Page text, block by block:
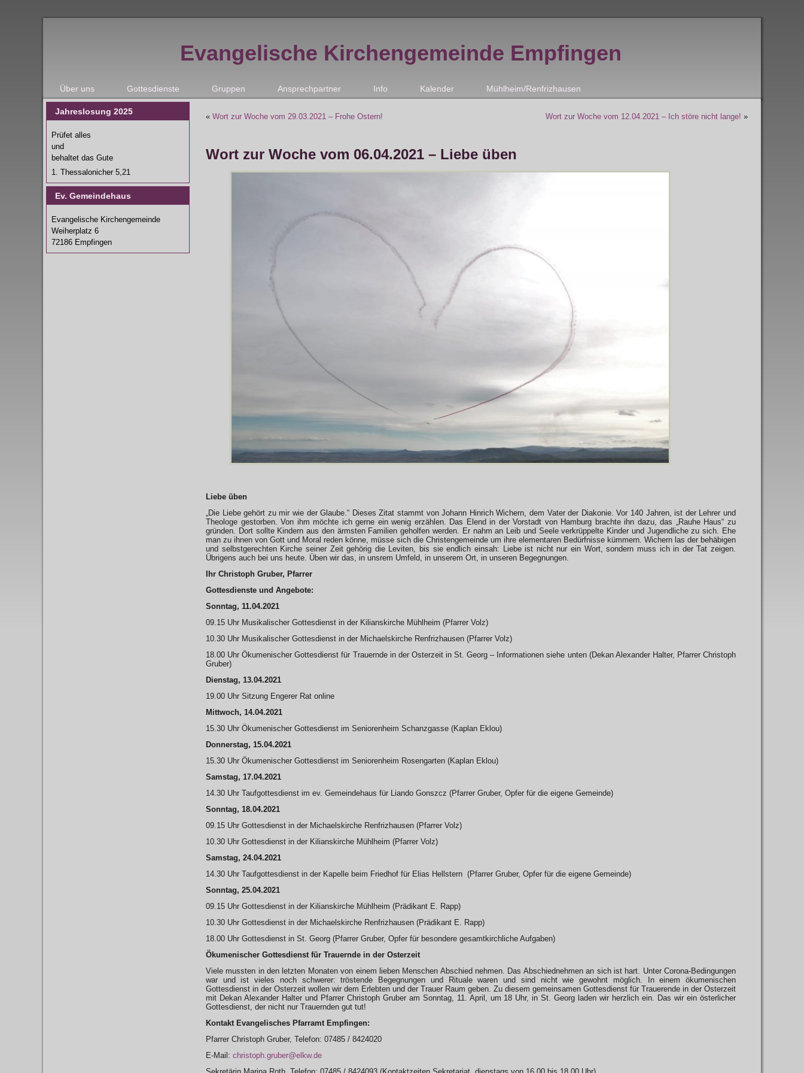
Evangelische Kirchengemeinde Empfingen
Über uns Gottesdienste Gruppen Ansprechpartner Info Kalender Mühlheim/Renfrizhausen
Jahreslosung 2025
Prüfet alles
und
behaltet das Gute
1. Thessalonicher 5,21
Ev. Gemeindehaus
Evangelische Kirchengemeinde
Weiherplatz 6
72186 Empfingen
« Wort zur Woche vom 29.03.2021 – Frohe Ostern! Wort zur Woche vom 12.04.2021 – Ich störe nicht lange! »
Wort zur Woche vom 06.04.2021 – Liebe üben
Liebe üben
„Die Liebe gehört zu mir wie der Glaube.“ Dieses Zitat stammt von Johann Hinrich Wichern, dem Vater der Diakonie. Vor 140 Jahren, ist der Lehrer und
Theologe gestorben. Von ihm möchte ich gerne ein wenig erzählen. Das Elend in der Vorstadt von Hamburg brachte ihn dazu, das „Rauhe Haus“ zu
gründen. Dort sollte Kindern aus den ärmsten Familien geholfen werden. Er nahm an Leib und Seele verkrüppelte Kinder und Jugendliche zu sich. Ehe
man zu ihnen von Gott und Moral reden könne, müsse sich die Christengemeinde um ihre elementaren Bedürfnisse kümmern. Wichern las der behäbigen
und selbstgerechten Kirche seiner Zeit gehörig die Leviten, bis sie endlich einsah: Liebe ist nicht nur ein Wort, sondern muss ich in der Tat zeigen.
Übrigens auch bei uns heute. Üben wir das, in unsrem Umfeld, in unserem Ort, in unseren Begegnungen.
Ihr Christoph Gruber, Pfarrer
Gottesdienste und Angebote:
Sonntag, 11.04.2021
09.15 Uhr Musikalischer Gottesdienst in der Kilianskirche Mühlheim (Pfarrer Volz)
10.30 Uhr Musikalischer Gottesdienst in der Michaelskirche Renfrizhausen (Pfarrer Volz)
18.00 Uhr Ökumenischer Gottesdienst für Trauernde in der Osterzeit in St. Georg – Informationen siehe unten (Dekan Alexander Halter, Pfarrer Christoph
Gruber)
Dienstag, 13.04.2021
19.00 Uhr Sitzung Engerer Rat online
Mittwoch, 14.04.2021
15.30 Uhr Ökumenischer Gottesdienst im Seniorenheim Schanzgasse (Kaplan Eklou)
Donnerstag, 15.04.2021
15.30 Uhr Ökumenischer Gottesdienst im Seniorenheim Rosengarten (Kaplan Eklou)
Samstag, 17.04.2021
14.30 Uhr Taufgottesdienst im ev. Gemeindehaus für Liando Gonszcz (Pfarrer Gruber, Opfer für die eigene Gemeinde)
Sonntag, 18.04.2021
09.15 Uhr Gottesdienst in der Michaelskirche Renfrizhausen (Pfarrer Volz)
10.30 Uhr Gottesdienst in der Kilianskirche Mühlheim (Pfarrer Volz)
Samstag, 24.04.2021
14.30 Uhr Taufgottesdienst in der Kapelle beim Friedhof für Elias Hellstern (Pfarrer Gruber, Opfer für die eigene Gemeinde)
Sonntag, 25.04.2021
09.15 Uhr Gottesdienst in der Kilianskirche Mühlheim (Prädikant E. Rapp)
10.30 Uhr Gottesdienst in der Michaelskirche Renfrizhausen (Prädikant E. Rapp)
18.00 Uhr Gottesdienst in St. Georg (Pfarrer Gruber, Opfer für besondere gesamtkirchliche Aufgaben)
Ökumenischer Gottesdienst für Trauernde in der Osterzeit
Viele mussten in den letzten Monaten von einem lieben Menschen Abschied nehmen. Das Abschiednehmen an sich ist hart. Unter Corona-Bedingungen
war und ist vieles noch schwerer: tröstende Begegnungen und Rituale waren und sind nicht wie gewohnt möglich. In einem ökumenischen
Gottesdienst in der Osterzeit wollen wir dem Erlebten und der Trauer Raum geben. Zu diesem gemeinsamen Gottesdienst für Trauerende in der Osterzeit
mit Dekan Alexander Halter und Pfarrer Christoph Gruber am Sonntag, 11. April, um 18 Uhr, in St. Georg laden wir herzlich ein. Das wir ein österlicher
Gottesdienst, der nicht nur Trauernden gut tut!
Kontakt Evangelisches Pfarramt Empfingen:
Pfarrer Christoph Gruber, Telefon: 07485 / 8424020
E-Mail: christoph.gruber@elkw.de